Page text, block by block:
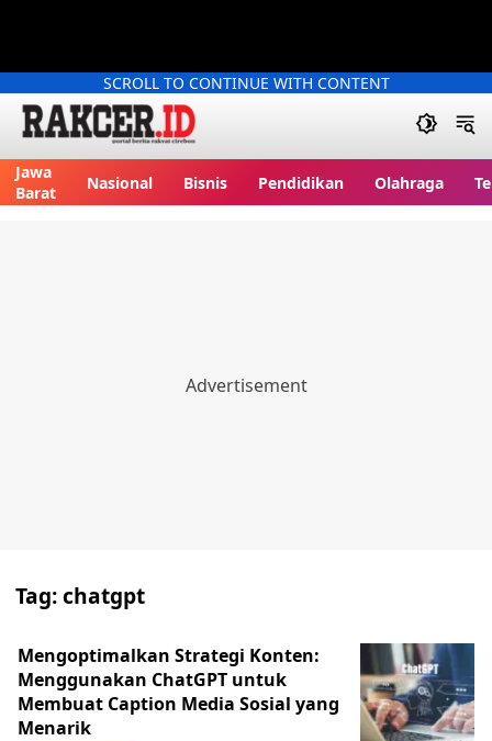
SCROLL TO CONTINUE WITH CONTENT
Jawa
Barat
Nasional Bisnis Pendidikan Olahraga
Tag:chatgpt
Mengoptimalkan Strategi Konten:
Menggunakan ChatGPT untuk
Membuat Caption Media Sosial yang
Menarik